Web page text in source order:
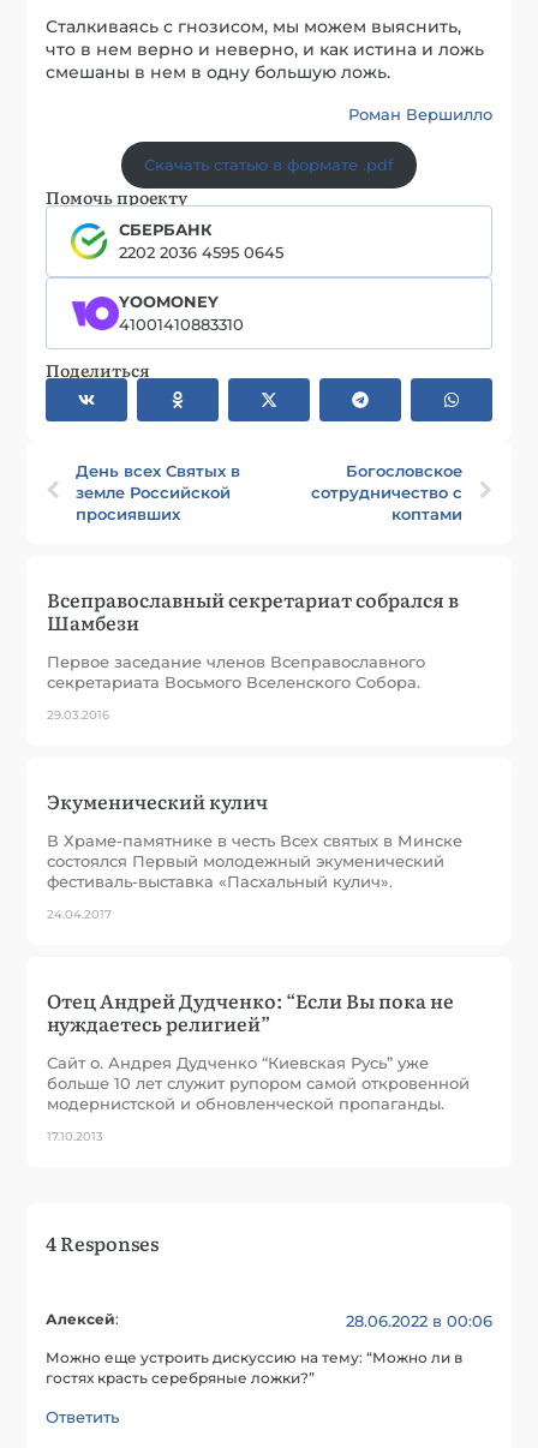
Сталкиваясь с гнозисом, мы можем выяснить,
что в нем верно и неверно, и как истина и ложь
смешаны в нем в одну большую ложь.
Роман Вершилло
Скачать статью в формате .pdf
Помочь проекту
СБЕРБАНК
2202 2036 4595 0645
YOOMONEY
41001410883310
Поделиться
День всех Святых в
земле Российской
просиявших
Богословское
сотрудничество с
коптами
Всеправославный секретариат собрался в
Шамбези
Первое заседание членов Всеправославного
секретариата Восьмого Вселенского Собора.
29.03.2016
Экуменический кулич
В Храме-памятнике в честь Всех святых в Минске
состоялся Первый молодежный экуменический
фестиваль-выставка «Пасхальный кулич».
24.04.2017
Отец Андрей Дудченко: “Если Вы пока не
нуждаетесь религией”
Сайт о. Андрея Дудченко “Киевская Русь” уже
больше 10 лет служит рупором самой откровенной
модернистской и обновленческой пропаганды.
17.10.2013
4 Responses
Алексей: 28.06.2022 в 00:06
Можно еще устроить дискуссию на тему: “Можно ли в
гостях красть серебряные ложки?”
Ответить